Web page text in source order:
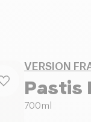
VERSION
Pastis
700ml